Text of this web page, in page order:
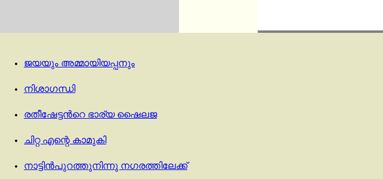
ജയയും അമ്മായിയപ്പനും
നിശാഗന്ധി
രതീഷേട്ടൻറെ ഭാര്യ ഷൈലജ
ചിറ്റ എന്റെ കാമുകി
നാട്ടിൻപുറത്തുനിന്നു നഗരത്തിലേക്ക്